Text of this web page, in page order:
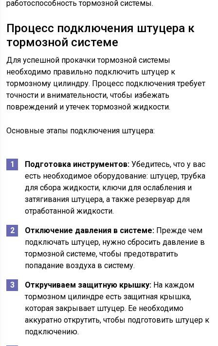
работоспособность тормозной системы.
Процесс подключения штуцера к
тормозной системе
Для успешной прокачки тормозной системы
необходимо правильно подключить штуцер к
тормозному цилиндру. Процесс подключения требует
точности и внимательности, чтобы избежать
повреждений и утечек тормозной жидкости.
Основные этапы подключения штуцера:
Подготовка инструментов: Убедитесь, что у вас
есть необходимое оборудование: штуцер, трубка
для сбора жидкости, ключи для ослабления и
затягивания штуцера, а также резервуар для
отработанной жидкости.
Отключение давления в системе: Прежде чем
подключать штуцер, нужно сбросить давление в
тормозной системе, чтобы предотвратить
попадание воздуха в систему.
Откручиваем защитную крышку: На каждом
тормозном цилиндре есть защитная крышка,
которая закрывает штуцер. Ее необходимо
аккуратно открутить, чтобы подготовить штуцер к
подключению.